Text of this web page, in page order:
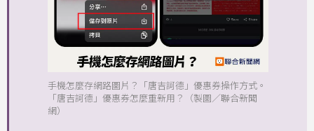
手機怎麼存網路圖片？「唐吉訶德」優惠券操作方式。
「唐吉訶德」優惠券怎麼重新用？（製圖／聯合新聞
網）